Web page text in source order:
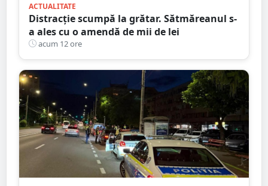
ACTUALITATE
Distracție scumpă la grătar. Sătmăreanul s-
a ales cu o amendă de mii de lei
acum 12 ore